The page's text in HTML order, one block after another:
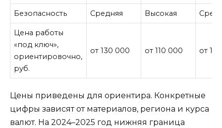
Безопасность Средняя Высокая
Цена работы
«под ключ»,
ориентировочно,
руб.
от 130 000 от 110 000 от
Цены приведены для ориентира. Конкретные
цифры зависят от материалов, региона и курса
валют. На 2024–2025 год нижняя граница